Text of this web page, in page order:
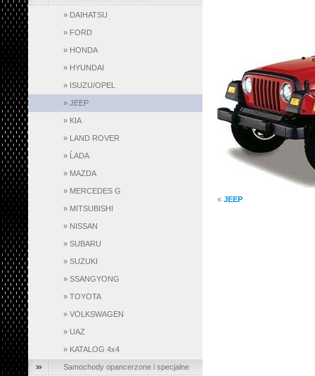
» DAIHATSU
» FORD
» HONDA
» HYUNDAI
» ISUZU/OPEL
» JEEP
» KIA
» LAND ROVER
» ĹADA
» MAZDA
» MERCEDES G
» MITSUBISHI
» NISSAN
» SUBARU
» SUZUKI
» SSANGYONG
» TOYOTA
» VOLKSWAGEN
» UAZ
» KATALOG 4x4
Samochody opancerzone i specjalne
« JEEP